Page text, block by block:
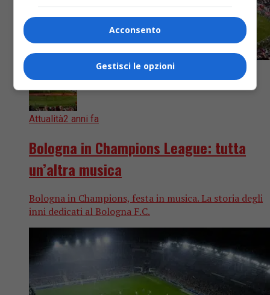
Attualità2 anni fa
Bologna in Champions League: tutta
un’altra musica
Bologna in Champions, festa in musica. La storia degli
inni dedicati al Bologna F.C.
Acconsento
Gestisci le opzioni